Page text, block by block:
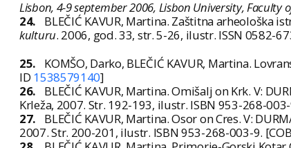
Lisbon, 4-9 september 2006, Lisbon University, Faculty
24.
BLEČIĆ KAVUR, Martina. Zaštitna arheološka
kulturu. 2006, god. 33, str. 5-26, ilustr. ISSN 0582-
25. KOMŠO, Darko, BLEČIĆ KAVUR, Martina.
ID 1538579140]
26.
BLEČIĆ KAVUR, Martina. Omišalj on Krk. V:
Krleža, 2007. Str. 192-193, ilustr. ISBN 953-268-003-
27.
BLEČIĆ KAVUR, Martina. Osor on Cres. V:
2007. Str. 200-201, ilustr. ISBN 953-268-003-9.